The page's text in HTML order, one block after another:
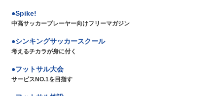
Spike!
中高サッカープレーヤー向けフリーマガジン
シンキングサッカースクール
考えるチカラが身に付く
フットサル大会
サービスNO.1を目指す